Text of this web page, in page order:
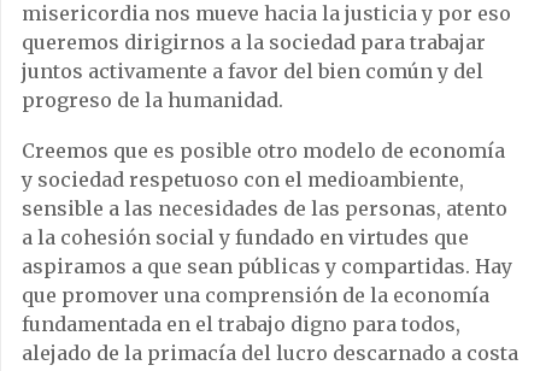
misericordia nos mueve hacia la justicia y por eso
queremos dirigirnos a la sociedad para trabajar
juntos activamente a favor del bien común y del
progreso de la humanidad.
Creemos que es posible otro modelo de economía
y sociedad respetuoso con el medioambiente,
sensible a las necesidades de las personas, atento
a la cohesión social y fundado en virtudes que
aspiramos a que sean públicas y compartidas. Hay
que promover una comprensión de la economía
fundamentada en el trabajo digno para todos,
alejado de la primacía del lucro descarnado a costa